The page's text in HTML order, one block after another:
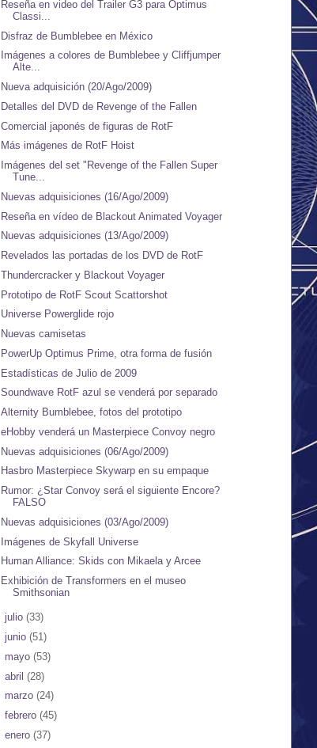
Reseña en video del Trailer G3 para Optimus
Classi...
Disfraz de Bumblebee en México
Imágenes a colores de Bumblebee y Cliffjumper
Alte...
Nueva adquisición (20/Ago/2009)
Detalles del DVD de Revenge of the Fallen
Comercial japonés de figuras de RotF
Más imágenes de RotF Hoist
Imágenes del set "Revenge of the Fallen Super
Tune...
Nuevas adquisiciones (16/Ago/2009)
Reseña en vídeo de Blackout Animated Voyager
Nuevas adquisiciones (13/Ago/2009)
Revelados las portadas de los DVD de RotF
Thundercracker y Blackout Voyager
Prototipo de RotF Scout Scattorshot
Universe Powerglide rojo
Nuevas camisetas
PowerUp Optimus Prime, otra forma de fusión
Estadísticas de Julio de 2009
Soundwave RotF azul se venderá por separado
Alternity Bumblebee, fotos del prototipo
eHobby venderá un Masterpiece Convoy negro
Nuevas adquisiciones (06/Ago/2009)
Hasbro Masterpiece Skywarp en su empaque
Rumor: ¿Star Convoy será el siguiente Encore?
FALSO
Nuevas adquisiciones (03/Ago/2009)
Imágenes de Skyfall Universe
Human Alliance: Skids con Mikaela y Arcee
Exhibición de Transformers en el museo
Smithsonian
julio (33)
junio (51)
mayo (53)
abril (28)
marzo (24)
febrero (45)
enero (37)